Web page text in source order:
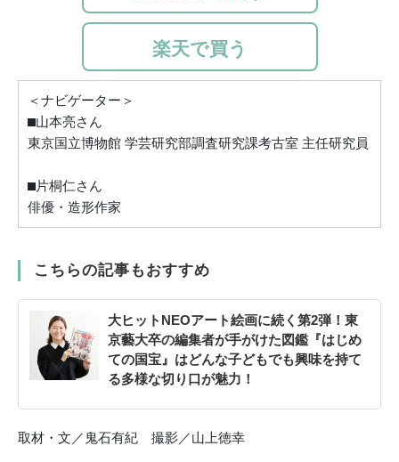
楽天で買う
＜ナビゲーター＞
⬛︎山本亮さん
東京国立博物館 学芸研究部調査研究課考古室 主任研究員
⬛︎片桐仁さん
俳優・造形作家
こちらの記事もおすすめ
大ヒットNEOアート絵画に続く第2弾！東
京藝大卒の編集者が手がけた図鑑『はじめ
ての国宝』はどんな子どもでも興味を持て
る多様な切り口が魅力！
取材・文／鬼石有紀 撮影／山上徳幸